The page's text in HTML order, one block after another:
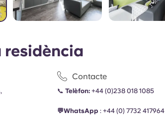
residència
Contacte
📞Telèfon: +44 (0)238 018 1085
💬WhatsApp :+44 (0)7732 417964